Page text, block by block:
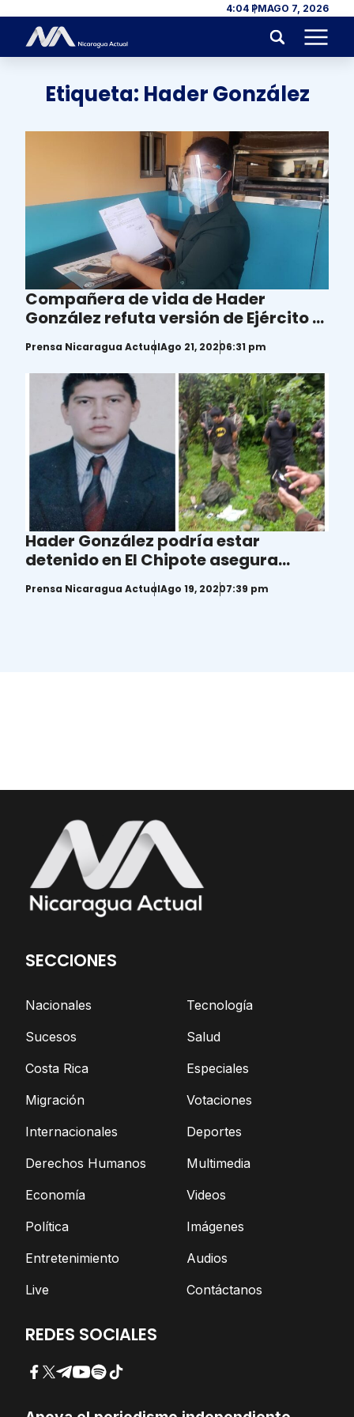
Skip to content 4:04 PMAGO 7, 2026
Menu
Etiqueta: Hader González
Compañera de vida de Hader
González refuta versión de Ejército y
los califica de “cómplices”
Prensa Nicaragua ActualAgo 21, 20206:31 pm
Hader González podría estar
detenido en El Chipote asegura
hermano
Prensa Nicaragua ActualAgo 19, 20207:39 pm
SECCIONES
Nacionales
Sucesos
Costa Rica
Migración
Internacionales
Derechos Humanos
Economía
Política
Entretenimiento
Live
Tecnología
Salud
Especiales
Votaciones
Deportes
Multimedia
Videos
Imágenes
Audios
Contáctanos
REDES SOCIALES
Facebook
Twitter
Telegram
YouTube
SpotifyTikTok